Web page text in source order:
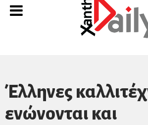
Έλληνες
ενώνονται και